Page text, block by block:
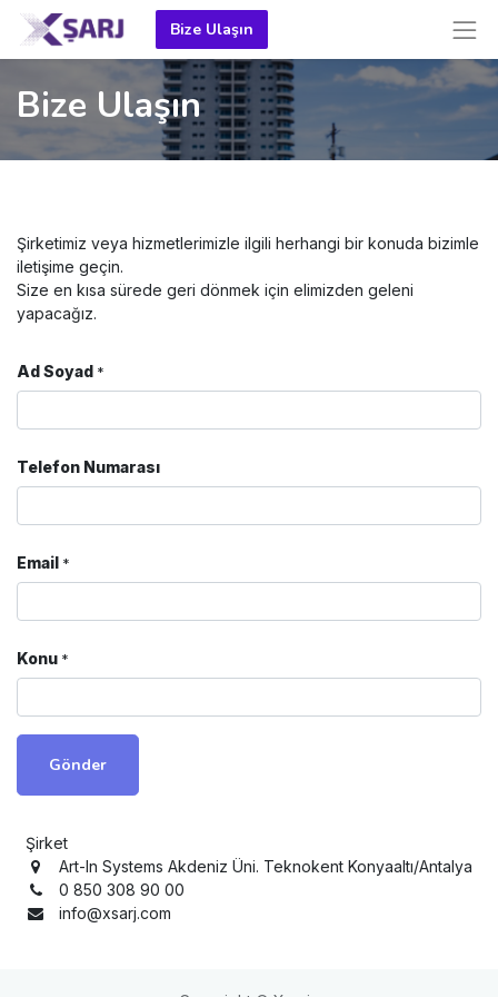
Bize Ulaşın
Bize Ulaşın
Şirketimiz veya hizmetlerimizle ilgili herhangi bir konuda bizimle
iletişime geçin.
Size en kısa sürede geri dönmek için elimizden geleni
yapacağız.
Ad Soyad *
Telefon Numarası
Email *
Konu *
Gönder
Şirket
Art-In Systems Akdeniz Üni. Teknokent Konyaaltı/Antalya
0 850 308 90 00
info@xsarj.com